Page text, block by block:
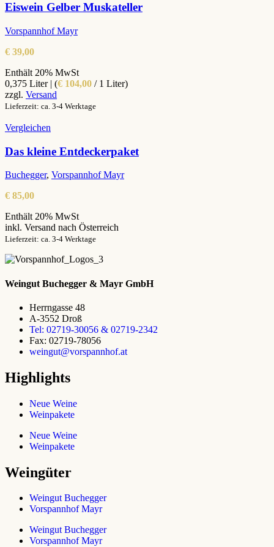
Eiswein Gelber Muskateller
Vorspannhof Mayr
€ 39,00
Enthält 20% MwSt
0,375 Liter | (€ 104,00 / 1 Liter)
zzgl. Versand
Lieferzeit: ca. 3-4 Werktage
Vergleichen
Das kleine Entdeckerpaket
Buchegger, Vorspannhof Mayr
€ 85,00
Enthält 20% MwSt
inkl. Versand nach Österreich
Lieferzeit: ca. 3-4 Werktage
Weingut Buchegger & Mayr GmbH
Herrngasse 48
A-3552 Droß
Tel: 02719-30056 & 02719-2342
Fax: 02719-78056
weingut@vorspannhof.at
Highlights
Neue Weine
Weinpakete
Neue Weine
Weinpakete
Weingüter
Weingut Buchegger
Vorspannhof Mayr
Weingut Buchegger
Vorspannhof Mayr